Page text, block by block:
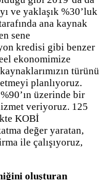
ve yaklaşık %30’luk
ana kaynak
sene
kredisi gibi benzer
ekonomimize
türünü
planlıyoruz.
üzerinde bir
veriyoruz. 125
KOBİ
değer yaratan,
ile çalışıyoruz,
oluşturan